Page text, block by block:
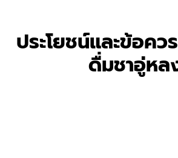
ประโยชน์และข้อคว
ดื่มชาอู่หล